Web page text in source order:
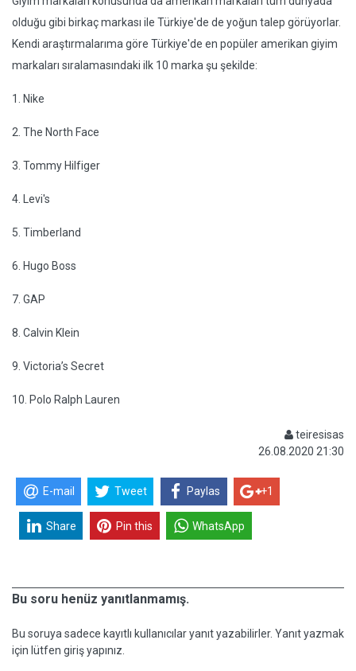
olduğu gibi birkaç markası ile Türkiye'de de yoğun talep görüyorlar.
Kendi araştırmalarıma göre Türkiye'de en popüler amerikan giyim
markaları sıralamasındaki ilk 10 marka şu şekilde:
1. Nike
2. The North Face
3. Tommy Hilfiger
4. Levi's
5. Timberland
6. Hugo Boss
7. GAP
8. Calvin Klein
9. Victoria’s Secret
10. Polo Ralph Lauren
teiresisas
26.08.2020 21:30
E-mail Tweet Paylas +1
Share Pin this WhatsApp
Bu soru henüz yanıtlanmamış.
Bu soruya sadece kayıtlı kullanıcılar yanıt yazabilirler. Yanıt yazmak
için lütfen giriş yapınız.